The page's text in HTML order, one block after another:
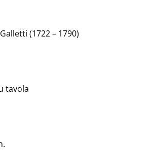
(1722 – 1790)
tavola